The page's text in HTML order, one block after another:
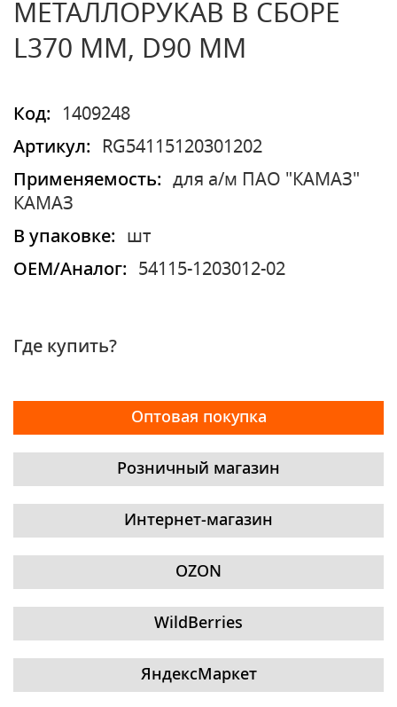
МЕТАЛЛОРУКАВ В СБОРЕ
L370 MM, D90 MM
Код:
1409248
Артикул:
RG54115120301202
Применяемость:
для а/м ПАО "КАМАЗ"
КАМАЗ
В упаковке:
шт
OEM/Аналог:
54115-1203012-02
Где купить?
Оптовая покупка
Розничный магазин
Интернет-магазин
OZON
WildBerries
ЯндексМаркет